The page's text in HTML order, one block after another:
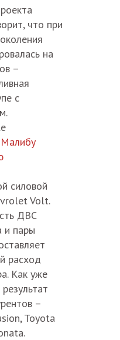
что при
на
–
с
Малибу
силовой
Volt.
ДВС
и пары
расход
Как уже
–
Toyota